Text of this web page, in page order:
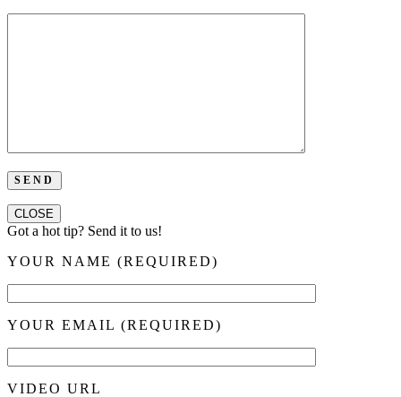
CLOSE
Got a hot tip? Send it to us!
YOUR NAME (REQUIRED)
YOUR EMAIL (REQUIRED)
VIDEO URL